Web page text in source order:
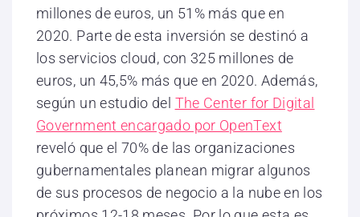
millones de euros, un 51% más que en
2020. Parte de esta inversión se destinó a
los servicios cloud, con 325 millones de
euros, un 45,5% más que en 2020. Además,
según un estudio del The Center for Digital
Government encargado por OpenText
reveló que el 70% de las organizaciones
gubernamentales planean migrar algunos
de sus procesos de negocio a la nube en los